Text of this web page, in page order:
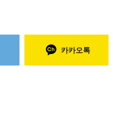
카카오톡